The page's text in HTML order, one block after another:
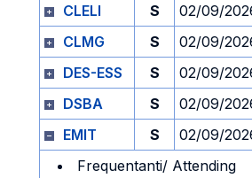
CLELI S 02/09/
CLMG
S 02/09/
DES-ESS
S 02/09/
DSBA
S 02/09/
EMIT
S 02/09/
Frequentanti/ Attending